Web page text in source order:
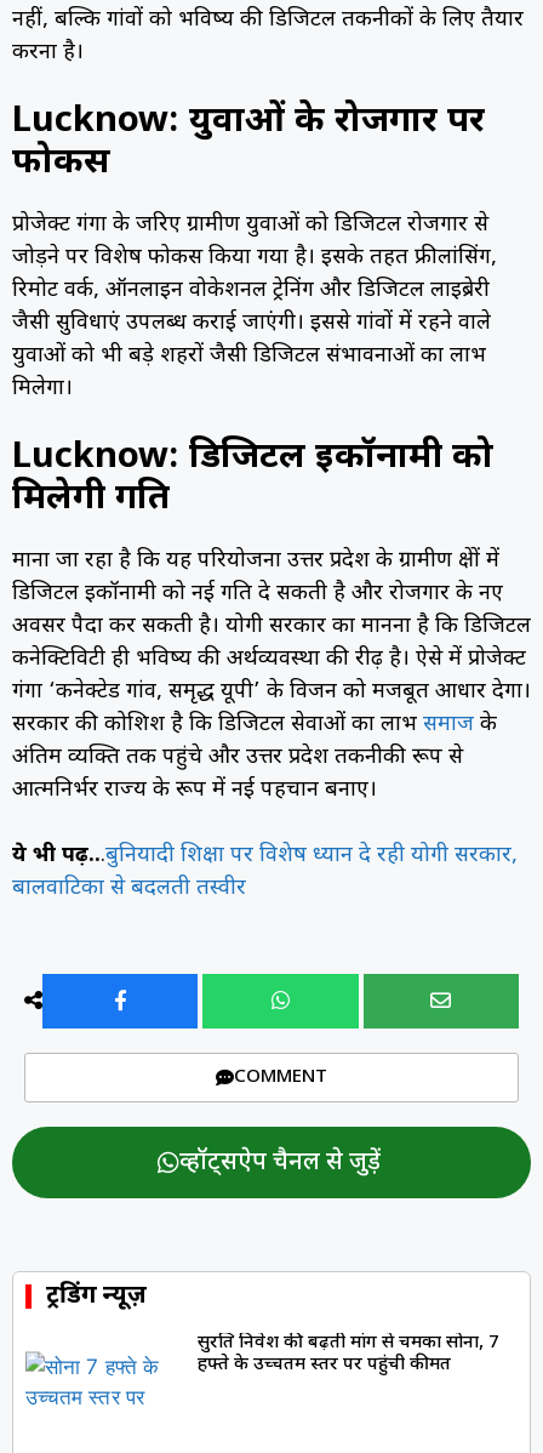
नहीं, बल्कि गांवों को भविष्य की डिजिटल तकनीकों के लिए तैयार
करना है।
Lucknow: युवाओं के रोजगार पर
फोकस
प्रोजेक्ट गंगा के जरिए ग्रामीण युवाओं को डिजिटल रोजगार से
जोड़ने पर विशेष फोकस किया गया है। इसके तहत फ्रीलांसिंग,
रिमोट वर्क, ऑनलाइन वोकेशनल ट्रेनिंग और डिजिटल लाइब्रेरी
जैसी सुविधाएं उपलब्ध कराई जाएंगी। इससे गांवों में रहने वाले
युवाओं को भी बड़े शहरों जैसी डिजिटल संभावनाओं का लाभ
मिलेगा।
Lucknow: डिजिटल इकॉनामी को
मिलेगी गति
माना जा रहा है कि यह परियोजना उत्तर प्रदेश के ग्रामीण क्षेत्रों में
डिजिटल इकॉनामी को नई गति दे सकती है और रोजगार के नए
अवसर पैदा कर सकती है। योगी सरकार का मानना है कि डिजिटल
कनेक्टिविटी ही भविष्य की अर्थव्यवस्था की रीढ़ है। ऐसे में प्रोजेक्ट
गंगा ‘कनेक्टेड गांव, समृद्ध यूपी’ के विजन को मजबूत आधार देगा।
सरकार की कोशिश है कि डिजिटल सेवाओं का लाभ समाज के
अंतिम व्यक्ति तक पहुंचे और उत्तर प्रदेश तकनीकी रूप से
आत्मनिर्भर राज्य के रूप में नई पहचान बनाए।
ये भी पढ़ें...बुनियादी शिक्षा पर विशेष ध्यान दे रही योगी सरकार,
बालवाटिका से बदलती तस्वीर
COMMENT
व्हॉट्सऐप चैनल से जुड़ें
ट्रेंडिंग न्यूज़
सुरक्षित निवेश की बढ़ती मांग से चमका सोना, 7
हफ्ते के उच्चतम स्तर पर पहुंची कीमत